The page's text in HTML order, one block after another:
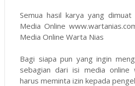
Semua hasil karya yang
Media Online
Media Online Warta Nias
Bagi siapa pun yang ingin
sebagian dari isi media online
harus meminta izin kepada